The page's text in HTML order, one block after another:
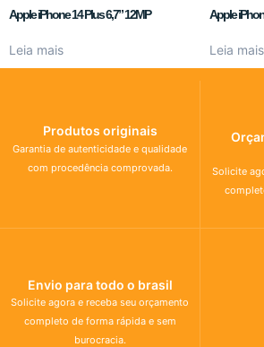
Apple iPhone 14 Plus 6,7” 12MP
Leia mais
Apple
Leia mais
Produtos originais
Garantia de autenticidade e qualidade
com procedência comprovada.
Solicite
Envio para todo o brasil
Solicite agora e receba seu orçamento
completo de forma rápida e sem
burocracia.